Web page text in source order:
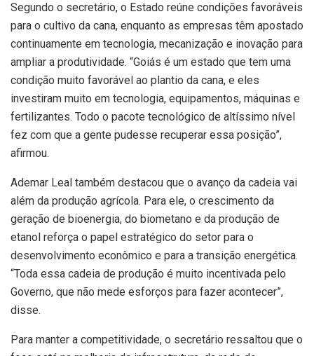
Segundo o secretário, o Estado reúne condições favoráveis
para o cultivo da cana, enquanto as empresas têm apostado
continuamente em tecnologia, mecanização e inovação para
ampliar a produtividade. “Goiás é um estado que tem uma
condição muito favorável ao plantio da cana, e eles
investiram muito em tecnologia, equipamentos, máquinas e
fertilizantes. Todo o pacote tecnológico de altíssimo nível
fez com que a gente pudesse recuperar essa posição”,
afirmou.
Ademar Leal também destacou que o avanço da cadeia vai
além da produção agrícola. Para ele, o crescimento da
geração de bioenergia, do biometano e da produção de
etanol reforça o papel estratégico do setor para o
desenvolvimento econômico e para a transição energética.
“Toda essa cadeia de produção é muito incentivada pelo
Governo, que não mede esforços para fazer acontecer”,
disse.
Para manter a competitividade, o secretário ressaltou que o